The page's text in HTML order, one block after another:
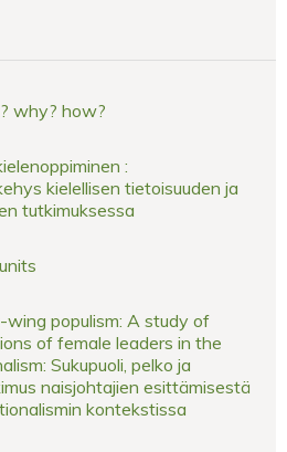
why? how?
:
kielellisen tietoisuuden ja
tutkimuksessa
wing populism: A study of
of female leaders in the
Sukupuoli, pelko ja
naisjohtajien esittämisestä
kontekstissa